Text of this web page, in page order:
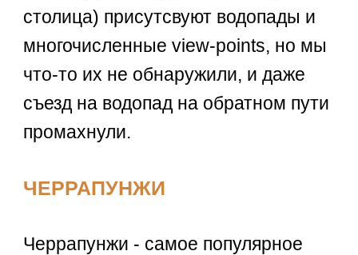
столица) присутсвуют водопады и
многочисленные view-points, но мы
что-то их не обнаружили, и даже
съезд на водопад на обратном пути
промахнули.
ЧЕРРАПУНЖИ
Черрапунжи - самое популярное